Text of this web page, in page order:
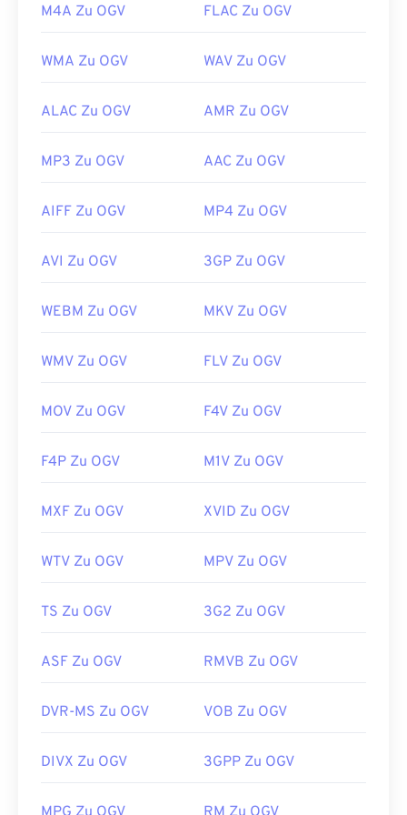
M4A Zu OGV FLAC Zu OGV
WMA Zu OGV WAV Zu OGV
ALAC Zu OGV AMR Zu OGV
MP3 Zu OGV AAC Zu OGV
AIFF Zu OGV MP4 Zu OGV
AVI Zu OGV 3GP Zu OGV
WEBM Zu OGV MKV Zu OGV
WMV Zu OGV FLV Zu OGV
MOV Zu OGV F4V Zu OGV
F4P Zu OGV M1V Zu OGV
MXF Zu OGV XVID Zu OGV
WTV Zu OGV MPV Zu OGV
TS Zu OGV 3G2 Zu OGV
ASF Zu OGV RMVB Zu OGV
DVR-MS Zu OGV VOB Zu OGV
DIVX Zu OGV 3GPP Zu OGV